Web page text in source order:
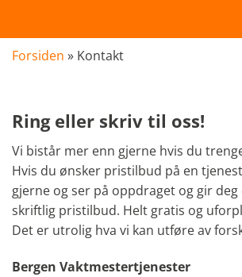
Forsiden » Kontakt
Ring eller skriv til oss!
Vi bistår mer enn gjerne hvis du
Hvis du ønsker pristilbud på en
gjerne og ser på oppdraget og gir
skriftlig pristilbud. Helt gratis og
Det er utrolig hva vi kan utføre av
Bergen Vaktmestertjenester